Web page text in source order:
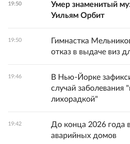
19:50
Умер знаменитый
Уильям Орбит
19:50
Гимнастка
отказ в выдаче виз
19:46
В Нью-Йорке
случай заболевания
лихорадкой"
19:42
До конца 2026 года
аварийных домов